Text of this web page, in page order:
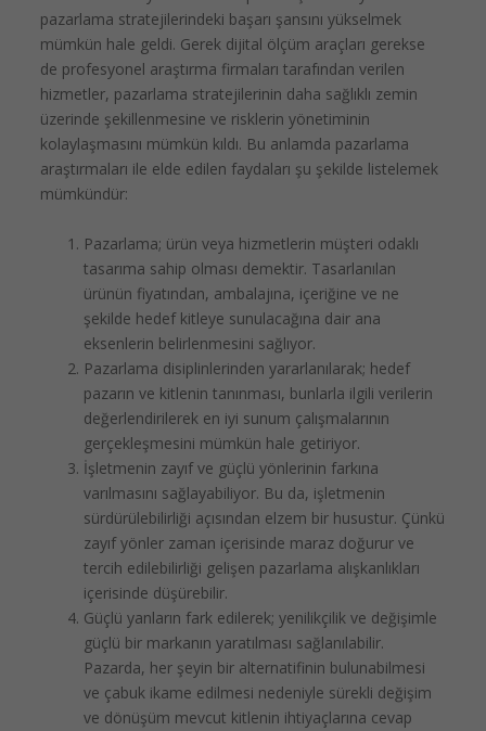
pazarlama stratejilerindeki başarı şansını yükselmek
mümkün hale geldi. Gerek dijital ölçüm araçları gerekse
de profesyonel araştırma firmaları tarafından verilen
hizmetler, pazarlama stratejilerinin daha sağlıklı zemin
üzerinde şekillenmesine ve risklerin yönetiminin
kolaylaşmasını mümkün kıldı. Bu anlamda pazarlama
araştırmaları ile elde edilen faydaları şu şekilde listelemek
mümkündür:
Pazarlama; ürün veya hizmetlerin müşteri odaklı
tasarıma sahip olması demektir. Tasarlanılan
ürünün fiyatından, ambalajına, içeriğine ve ne
şekilde hedef kitleye sunulacağına dair ana
eksenlerin belirlenmesini sağlıyor.
Pazarlama disiplinlerinden yararlanılarak; hedef
pazarın ve kitlenin tanınması, bunlarla ilgili verilerin
değerlendirilerek en iyi sunum çalışmalarının
gerçekleşmesini mümkün hale getiriyor.
İşletmenin zayıf ve güçlü yönlerinin farkına
varılmasını sağlayabiliyor. Bu da, işletmenin
sürdürülebilirliği açısından elzem bir husustur. Çünkü
zayıf yönler zaman içerisinde maraz doğurur ve
tercih edilebilirliği gelişen pazarlama alışkanlıkları
içerisinde düşürebilir.
Güçlü yanların fark edilerek; yenilikçilik ve değişimle
güçlü bir markanın yaratılması sağlanılabilir.
Pazarda, her şeyin bir alternatifinin bulunabilmesi
ve çabuk ikame edilmesi nedeniyle sürekli değişim
ve dönüşüm mevcut kitlenin ihtiyaçlarına cevap